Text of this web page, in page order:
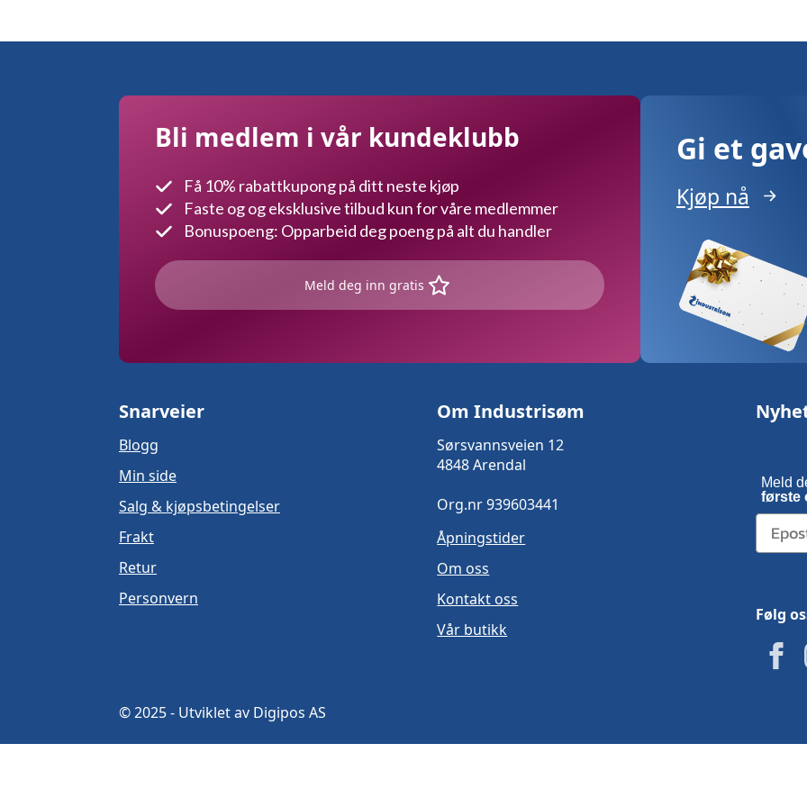
velges
velges
Bli medlem i vår kundeklubb
Få 10% rabattkupong på ditt neste kjøp
Faste og og eksklusive tilbud kun for våre medlemmer
Bonuspoeng: Opparbeid deg poeng på alt du handler
Meld deg inn gratis
Gi et
Kjøp nå
Snarveier
Blogg
Min side
Salg & kjøpsbetingelser
Frakt
Retur
Personvern
Om Industrisøm
Sørsvannsveien 12
4848 Arendal
Org.nr 939603441
Åpningstider
Om oss
Kontakt oss
Vår butikk
Meld
første
Følg
© 2025 - Utviklet av Digipos AS